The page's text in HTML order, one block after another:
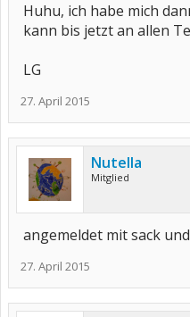
Huhu, ich habe mich
kann bis jetzt an allen
LG
27. April 2015
Nutella
Mitglied
angemeldet mit sack
27. April 2015